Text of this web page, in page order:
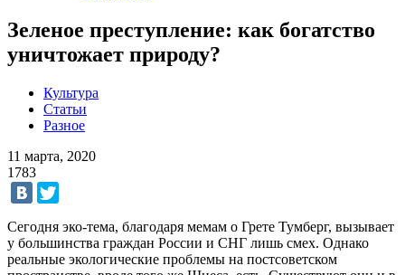
Зеленое преступление: как богатство
уничтожает природу?
Культура
Статьи
Разное
11 марта, 2020
1783
Сегодня эко-тема, благодаря мемам о Грете Тумберг, вызывает
у большинства граждан России и СНГ лишь смех. Однако
реальные экологические проблемы на постсоветском